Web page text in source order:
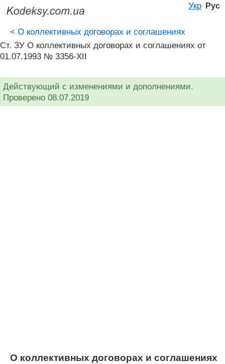
Укр Рус
< О коллективных договорах и соглашениях
Ст. ЗУ О коллективных договорах и соглашениях от
01.07.1993 № 3356-XII
Действующий с изменениями и дополнениями.
Проверено 08.07.2019
О коллективных договорах и соглашениях